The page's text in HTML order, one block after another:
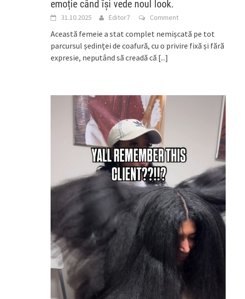
emoție când își vede noul look.
31.10.2025 Editor7 Comment
Această femeie a stat complet nemișcată pe tot
parcursul ședinței de coafură, cu o privire fixă și fără
expresie, neputând să creadă că [...]